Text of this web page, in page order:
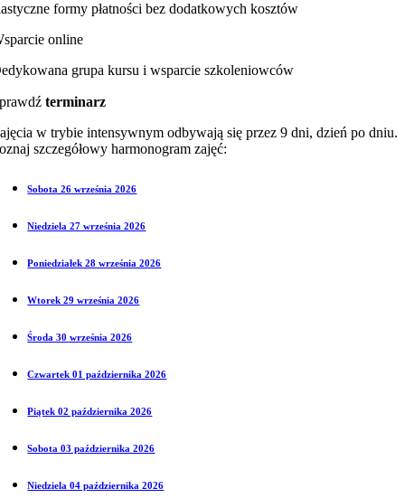
formy płatności bez dodatkowych kosztów
online
grupa kursu i wsparcie szkoleniowców
terminarz
w trybie intensywnym odbywają się przez 9 dni, dzień po dniu.
szczegółowy harmonogram zajęć:
Sobota 26 września 2026
Niedziela 27 września 2026
Poniedziałek 28 września 2026
Wtorek 29 września 2026
Środa 30 września 2026
Czwartek 01 października 2026
Piątek 02 października 2026
Sobota 03 października 2026
Niedziela 04 października 2026